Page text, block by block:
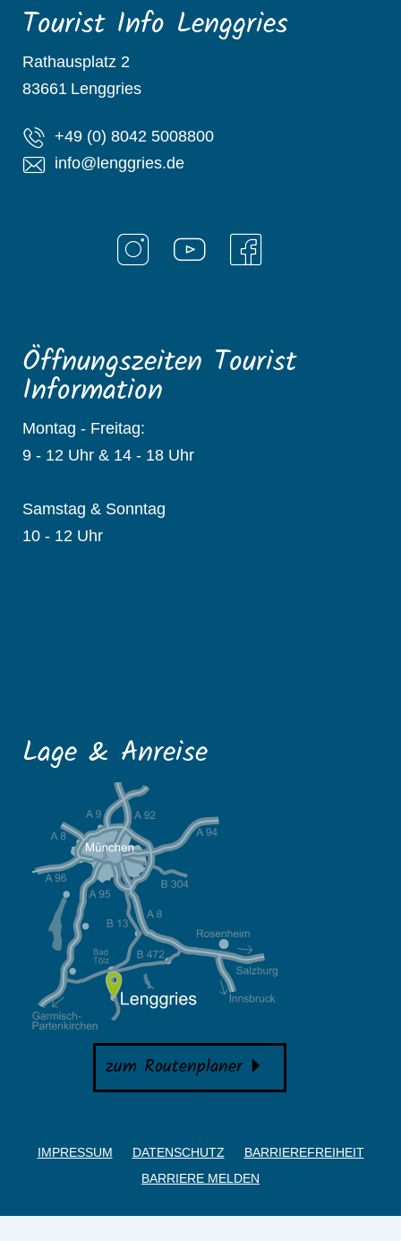
Tourist Info Lenggries
Rathausplatz 2
83661 Lenggries
+49 (0) 8042 5008800
info@lenggries.de
Öffnungszeiten Tourist
Information
Montag - Freitag:
9 - 12 Uhr & 14 - 18 Uhr
Samstag & Sonntag
10 - 12 Uhr
Lage & Anreise
zum Routenplaner
IMPRESSUM DATENSCHUTZ
BARRIEREFREIHEIT
BARRIERE MELDEN